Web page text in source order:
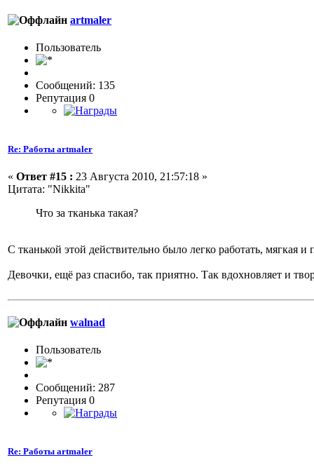
artmaler
Пользовaтeль
Сообщений: 135
Репутация 0
Re: Работы artmaler
« Ответ #15 : 23 Августа 2010, 21:57:18 »
Цитата: "Nikkita"
Что за тканька такая?
С тканькой этой действительно было легко работать,
Девочки, ещё раз спасибо, так приятно. Так вдохновляет и
walnad
Пользовaтeль
Сообщений: 287
Репутация 0
Re: Работы artmaler